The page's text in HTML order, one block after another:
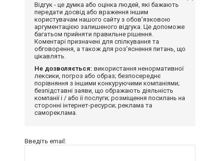
Відгук - це думка або оцінка людей, які бажають
передати досвід або враження іншим
користувачам нашого сайту з обов'язковою
аргументацією залишеного відгука. Це допоможе
багатьом прийняти правильне рішення.
Коментарі призначені для спілкування та
обговорення, а також для роз'яснення питань, що
цікавлять.
Не дозволяється: використання ненормативної
лексики, погроз або образ; безпосереднє
порівняння з іншими конкуруючими компаніями;
безпідставні заяви, що ображають діяльність
компанії і / або її послуги; розміщення посилань на
сторонні інтернет-ресурси; реклама та
самореклама.
Введіть email: